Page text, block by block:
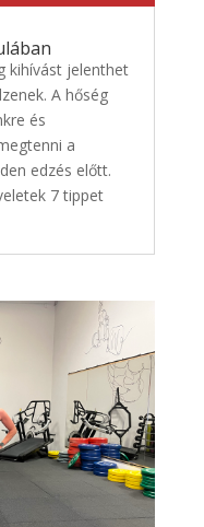
kihívást jelenthet
A hőség
és
a
edzés előtt.
7 tippet